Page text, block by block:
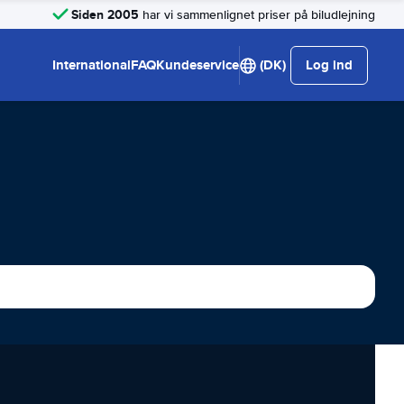
Siden 2005 har vi sammenlignet priser på biludlejning
InternationalFAQKundeservice (DK) Log ind